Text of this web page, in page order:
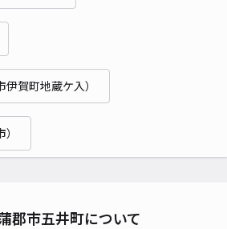
賀町地蔵ケ入）
郡市五井町について